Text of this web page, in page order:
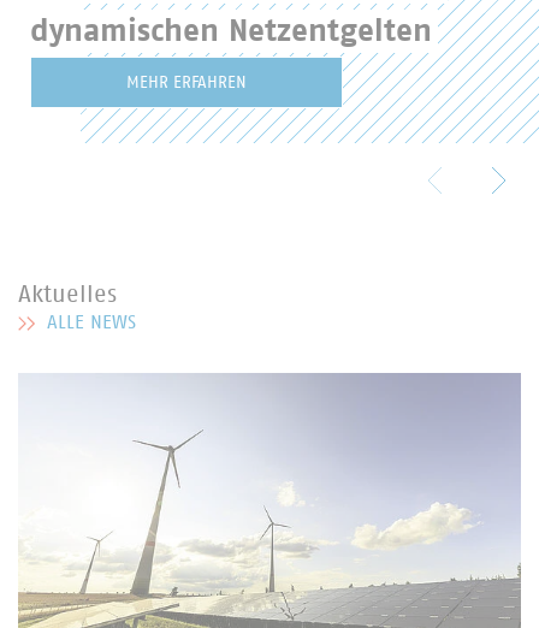
dynamischen Netzentgelten
MEHR ERFAHREN
Aktuelles
MEHR ZU AKTUELLES
ALLE NEWS